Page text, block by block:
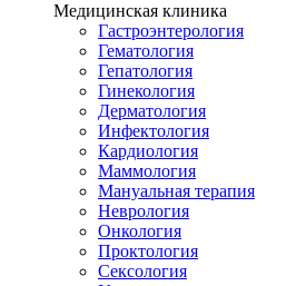
Медицинская клиника
Гастроэнтерология
Гематология
Гепатология
Гинекология
Дерматология
Инфектология
Кардиология
Маммология
Мануальная терапия
Неврология
Онкология
Проктология
Сексология